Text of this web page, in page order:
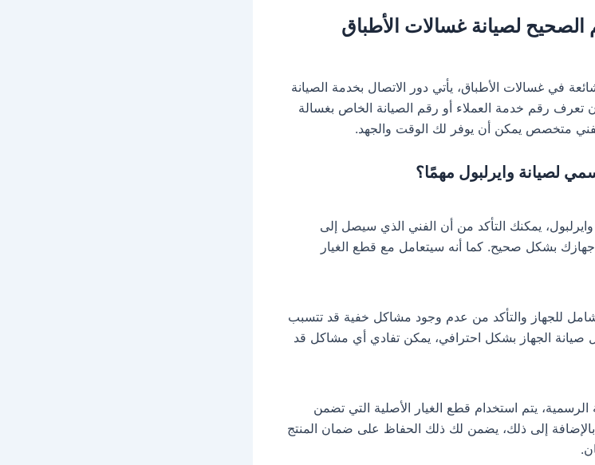
لصيانة غسالات الأطباق
في غسالات الأطباق، يأتي دور الاتصال بخدمة الصيانة
تعرف رقم خدمة العملاء أو رقم الصيانة الخاص بغسالة
بفني متخصص يمكن أن يوفر لك الوقت والجهد.
لصيانة وايرلبول مهمًا؟
يمكنك التأكد من أن الفني الذي سيصل إلى
جهازك بشكل صحيح. كما أنه سيتعامل مع قطع الغيار
للجهاز والتأكد من عدم وجود مشاكل خفية قد تتسبب
صيانة الجهاز بشكل احترافي، يمكن تفادي أي مشاكل قد
يتم استخدام قطع الغيار الأصلية التي تضمن
بالإضافة إلى ذلك، يضمن لك ذلك الحفاظ على ضمان المنتج